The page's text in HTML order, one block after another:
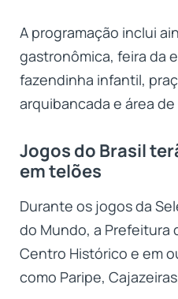
A programação inclui
gastronômica, feira da
fazendinha infantil,
arquibancada e área
Jogos do Brasil
em telões
Durante os jogos da
do Mundo, a Prefeitura
Centro Histórico e em
como Paripe,